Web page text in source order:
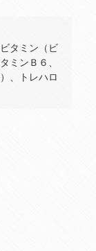
タミン（ビ
ミンＢ６、
、トレハロ